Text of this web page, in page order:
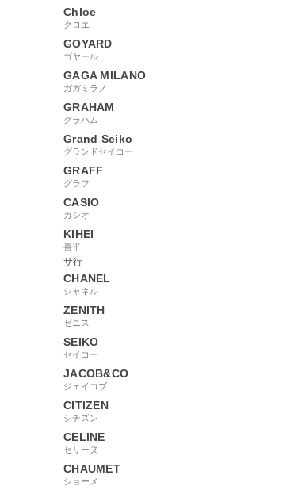
Chloe
クロエ
GOYARD
ゴヤール
GAGA MILANO
ガガミラノ
GRAHAM
グラハム
Grand Seiko
グランドセイコー
GRAFF
グラフ
CASIO
カシオ
KIHEI
喜平
サ行
CHANEL
シャネル
ZENITH
ゼニス
SEIKO
セイコー
JACOB&CO
ジェイコブ
CITIZEN
シチズン
CELINE
セリーヌ
CHAUMET
ショーメ